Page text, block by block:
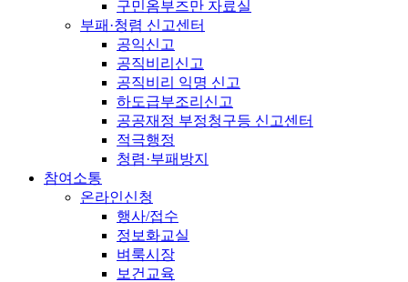
구민옴부즈만 자료실
부패·청렴 신고센터
공익신고
공직비리신고
공직비리 익명 신고
하도급부조리신고
공공재정 부정청구등 신고센터
적극행정
청렴·부패방지
참여소통
온라인신청
행사/접수
정보화교실
벼룩시장
보건교육